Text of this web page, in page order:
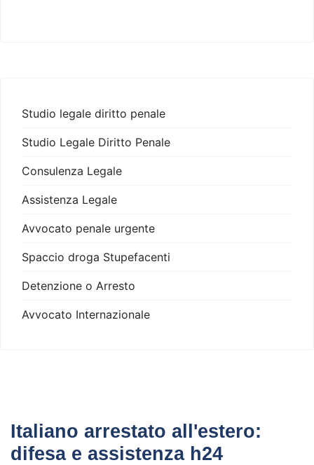
Studio legale diritto penale
Studio Legale Diritto Penale
Consulenza Legale
Assistenza Legale
Avvocato penale urgente
Spaccio droga Stupefacenti
Detenzione o Arresto
Avvocato Internazionale
Italiano arrestato all'estero:
difesa e assistenza h24